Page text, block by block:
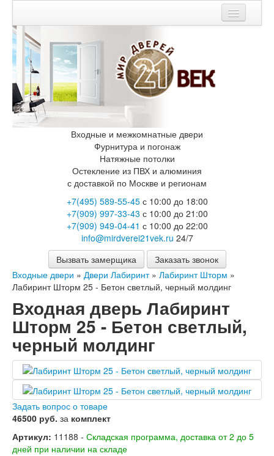
Корзина
Каталог
Входные двери
Двери с терморазрывом для улицы
Противопожарные двери
Двери Бункер
Двери Лекс
Двери Термодор
Арктика
Монолит
Стайл
Термо
Термо Лацио
Флагман
Электрозамок Смарт
Заводские двери
Двери Лабиринт
Лабиринт Аляска Лайт
Лабиринт Атлантик
Лабиринт Бетон
Лабиринт Верса
Лабиринт Версаль
Лабиринт Гранд
Лабиринт Дверь двойная тамбурная под
заказ
Лабиринт Имперо
Лабиринт Инфинити
Лабиринт Иссида
Лабиринт Карбон
Лабиринт Кармина
Входные и межкомнатные двери
Фурнитура и погонаж
Натяжные потолки
Остекление из ПВХ и алюминия
с доставкой по Москве и регионам
+7(495) 589-55-45с 10:00 до 18:00
+7(909) 997-33-43 с 10:00 до 21:00
+7(909) 949-04-41 с 10:00 до 22:00
info@mirdverei21vek.ru 24/7
Вызвать замерщика
Заказать звонок
Входные двери » Двери Лабиринт» Лабиринт Шторм »
Лабиринт Шторм 25 - Бетон светлый, черный молдинг
Входная дверь Лабиринт
Шторм 25 - Бетон светлый,
черный молдинг
Задать вопрос о товаре
46500 руб. за комплект
Артикул: 11188 - Складская программа, доставка от 2 до 5
дней при наличии на складе